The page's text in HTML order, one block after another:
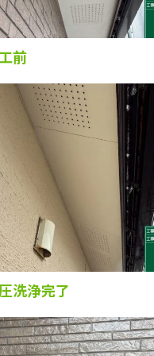
前
洗浄完了